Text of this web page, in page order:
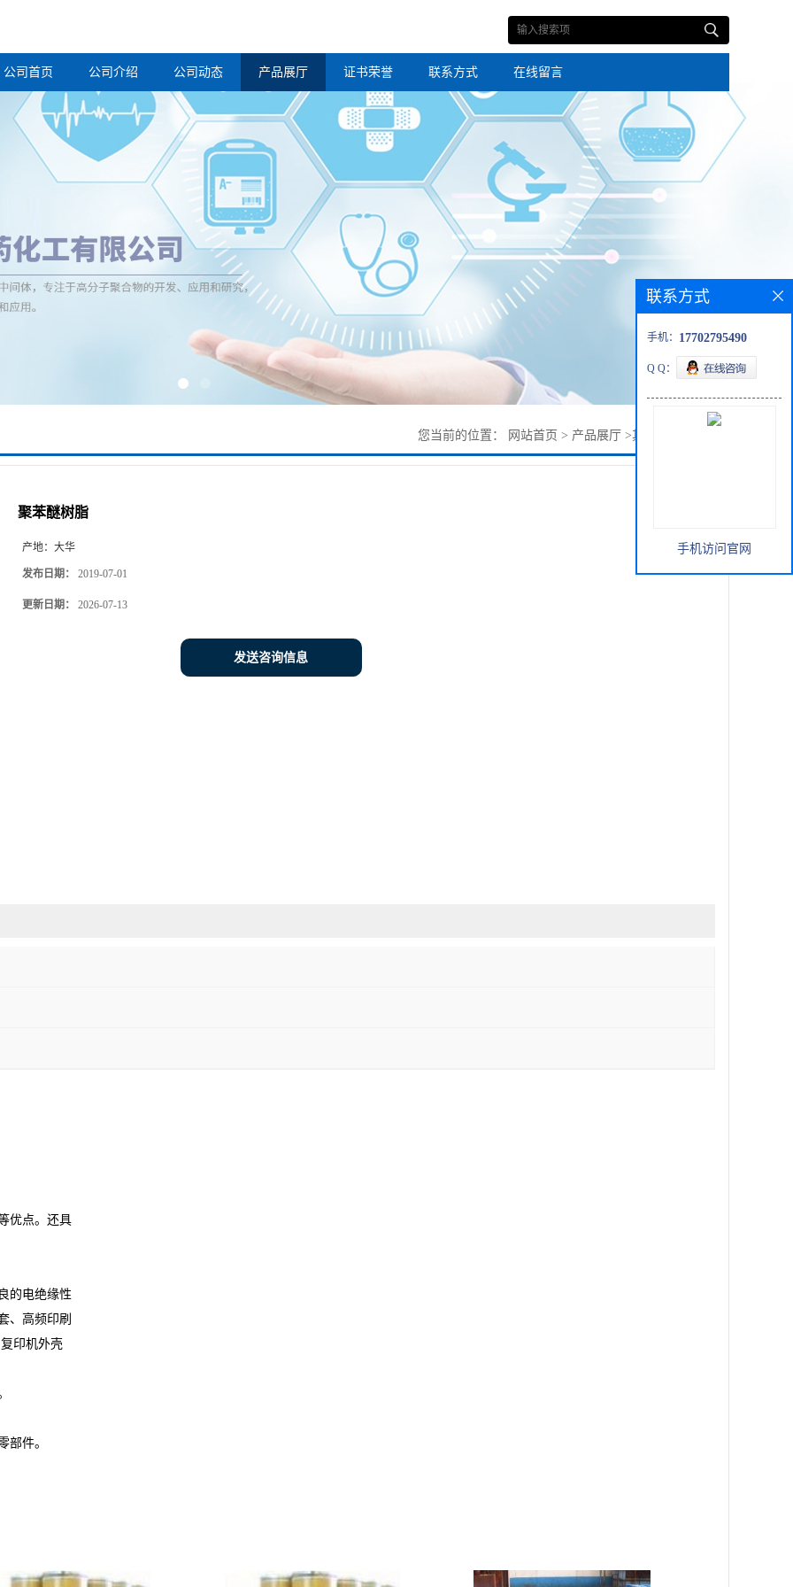
公司首页 公司介绍 公司动态 产品展厅 证书荣誉 联系方式 在线留言
您当前的位置： 网站首页 > 产品展厅 >其它
聚苯醚树脂
产地： 大华
发布日期： 2019-07-01
更新日期： 2026-07-13
发送咨询信息
优点。还具
的电绝缘性
、高频印刷
印机外壳
部件。
联系方式
手机： 17702795490
Q Q：
手机访问官网